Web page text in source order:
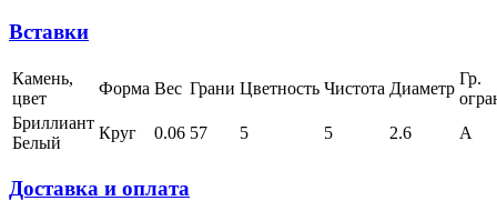
Вставки
Камень,
цвет
Форма Вес Грани Цветность Чистота Диаметр
Гр.
Бриллиант
Белый
Круг 0.06 57 5 5 2.6 А
Доставка и оплата